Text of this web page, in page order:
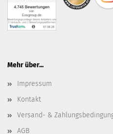
Mehr über...
Impressum
Kontakt
Versand- &
AGB